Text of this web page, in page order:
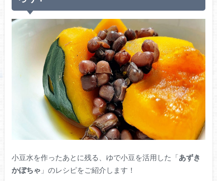
小豆水を作ったあとに残る、ゆで小豆を活用した「あずき
かぼちゃ 」のレシピをご紹介します！